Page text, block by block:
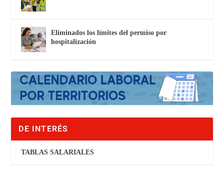
Eliminados los límites del permiso por
hospitalización
DE INTERÉS
TABLAS SALARIALES